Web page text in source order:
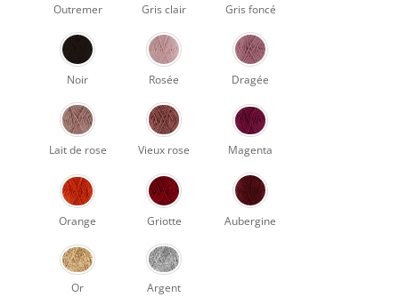
Outremer Gris clair Gris foncé
Noir Rosée Dragée
Lait de rose Vieux rose Magenta
Orange Griotte Aubergine
Or Argent